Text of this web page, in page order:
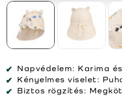
Napvédelem: Karima
Kényelmes viselet:
Biztos rögzítés: